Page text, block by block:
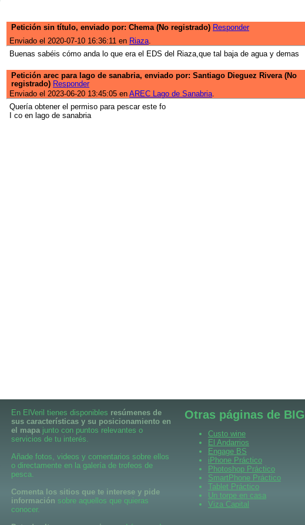
Petición sin título, enviado por: Chema (No registrado) Responder
Enviado el 2020-07-10 16:36:11 en Riaza.
Buenas sabéis cómo anda lo que era el EDS del Riaza,que tal baja de agua y demas
Petición arec para lago de sanabria, enviado por: Santiago Dieguez Rivera (No
registrado) Responder
Enviado el 2023-06-20 13:45:05 en AREC Lago de Sanabria.
Quería obtener el permiso para pescar este fo
I co en lago de sanabria
En ElVeril tienes disponibles resúmenes de
sus características y su posicionamiento en
el mapa junto con puntos relevantes o
servicios de tu interés.
Añade fotos, videos y comentarios sobre ellos
o directamente en la galería de trofeos de
pesca.
Comenta los sitios que te interese y pide
información sobre aquellos que quieras
conocer.
Otras páginas de BIG
Custo wine
El Andarrios
Engage BS
iPhone Práctico
Photoshop Práctico
SmartPhone Práctico
Tablet Práctico
Un torpe en casa
Viza Capital